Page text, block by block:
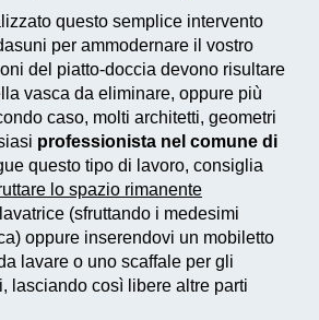
questo semplice intervento
per ammodernare il vostro
del piatto-doccia devono risultare
vasca da eliminare, oppure più
caso, molti architetti, geometri
professionista nel comune di
questo tipo di lavoro, consiglia
lo spazio rimanente
(sfruttando i medesimi
oppure inserendovi un mobiletto
lavare o uno scaffale per gli
lasciando così libere altre parti